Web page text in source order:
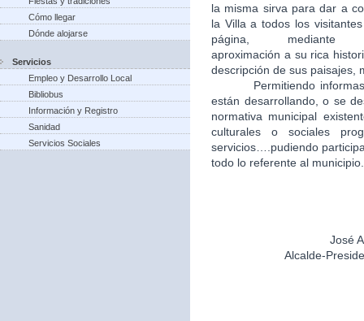
Cómo llegar
Dónde alojarse
Servicios
Empleo y Desarrollo Local
Bibliobus
Información y Registro
Sanidad
Servicios Sociales
la misma sirva para dar a
la Villa a todos los
página, mediante
aproximación a su rica
descripción de sus paisajes,
Permitiendo
están desarrollando, o se
normativa municipal
culturales o sociales
servicios….pudiendo
todo lo referente al municipio.
José
Alcalde-